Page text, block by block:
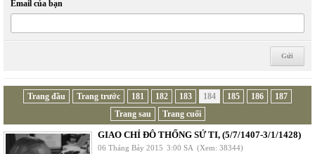
Email của bạn
Trang đầu Trang trước 181 182 183 184 185 186
187
Trang sau
Trang cuối
GIAO CHỈ ĐÔ THỐNG SỨ TI, (5/7/1407-3/1/1428)
06 Tháng Bảy 2015 3:00 SA (Xem: 38344)